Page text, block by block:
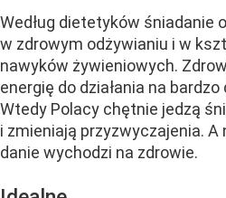
Według dietetyków śniadanie
w zdrowym odżywianiu i w
nawyków żywieniowych.
energię do działania na bardzo
Wtedy Polacy chętnie jedzą
i zmieniają przyzwyczajenia. A
danie wychodzi na zdrowie.